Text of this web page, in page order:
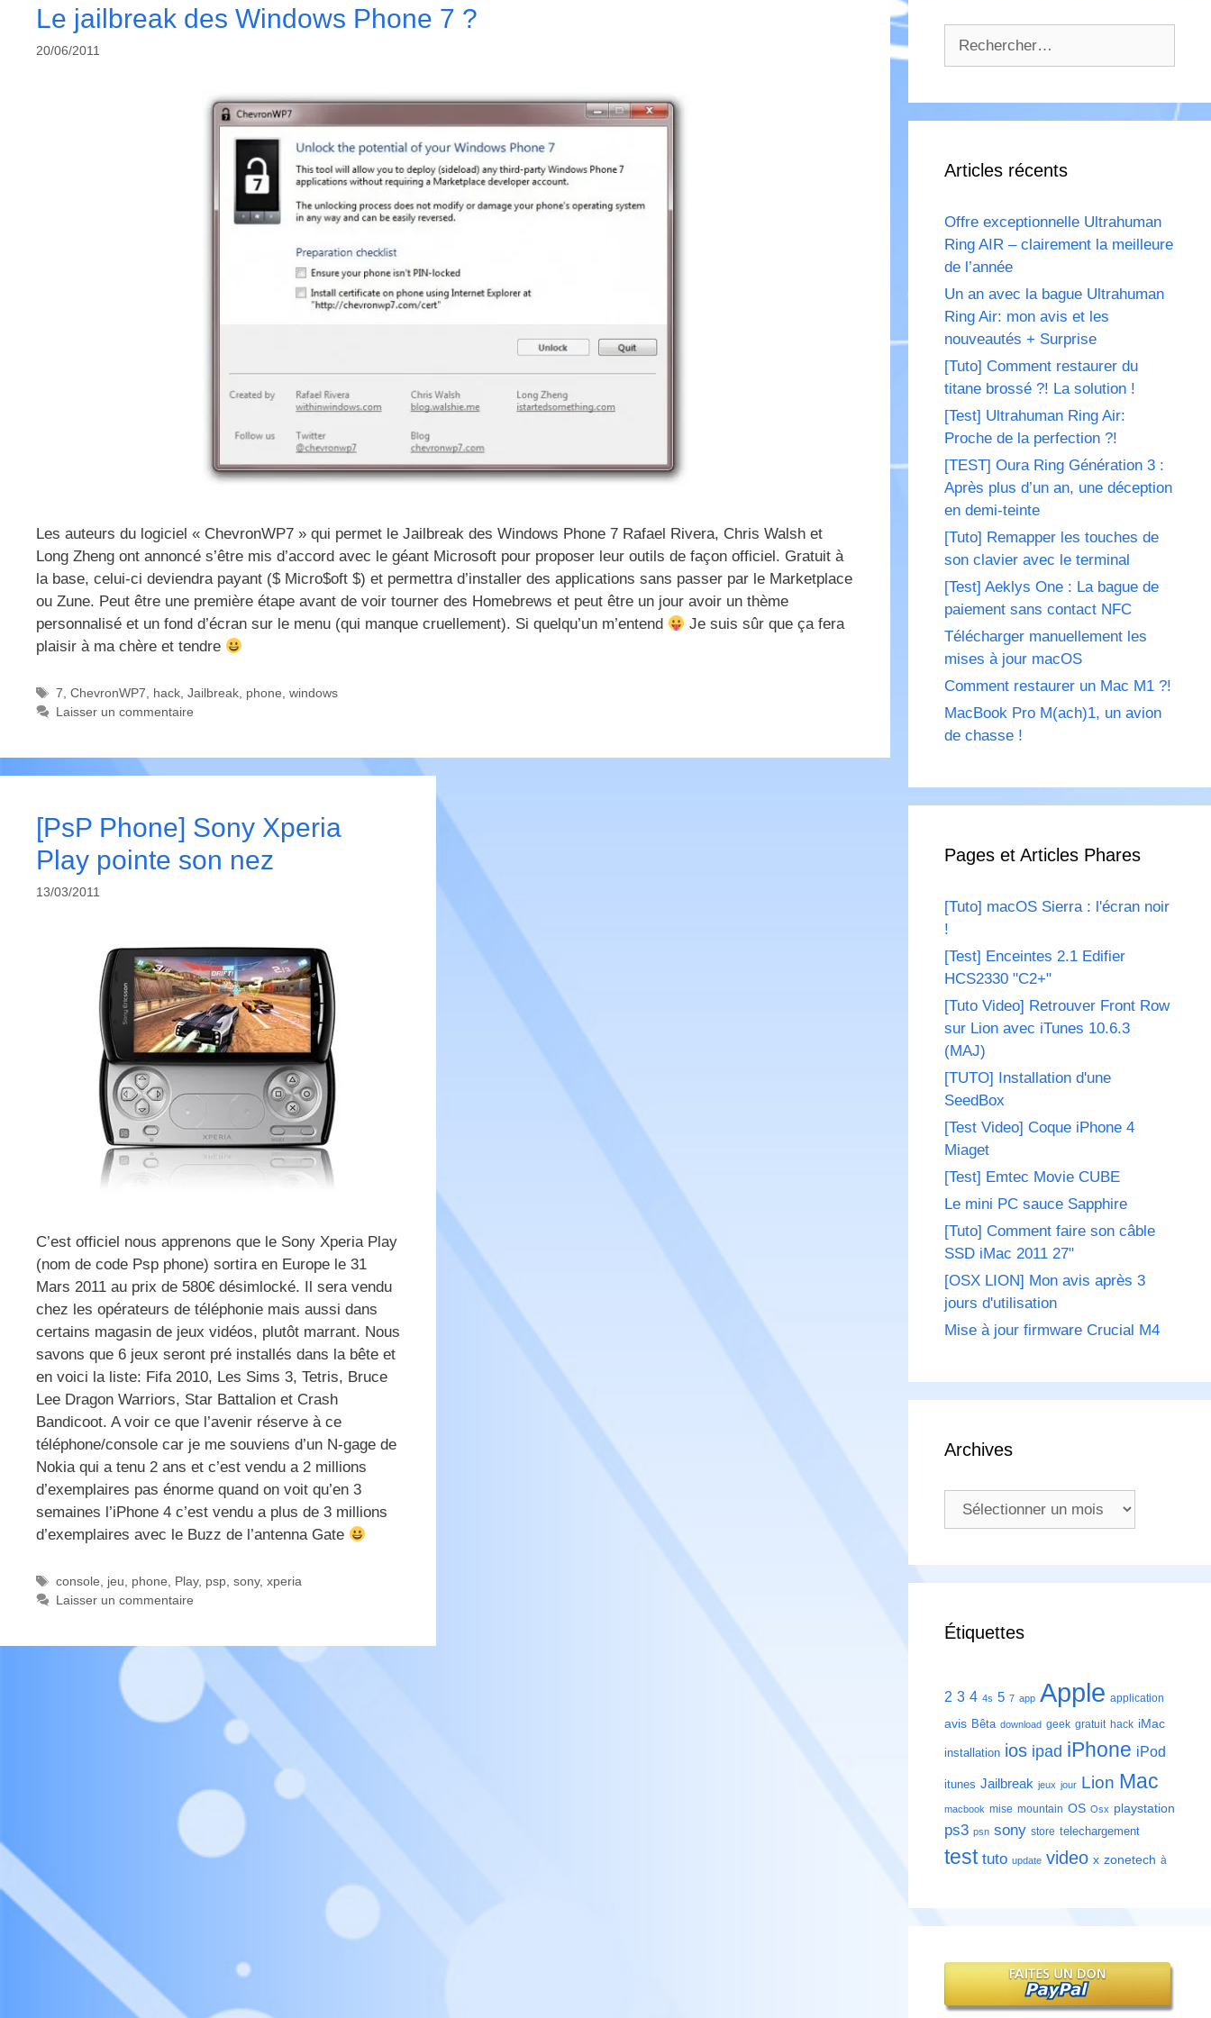
Le jailbreak des Windows Phone 7 ?
20/06/2011
Les auteurs du logiciel « ChevronWP7 » qui permet le Jailbreak des Windows Phone 7 Rafael Rivera, Chris Walsh et
Long Zheng ont annoncé s’être mis d’accord avec le géant Microsoft pour proposer leur outils de façon officiel. Gratuit à
la base, celui-ci deviendra payant ($ Micro$oft $) et permettra d’installer des applications sans passer par le Marketplace
ou Zune. Peut être une première étape avant de voir tourner des Homebrews et peut être un jour avoir un thème
personnalisé et un fond d’écran sur le menu (qui manque cruellement). Si quelqu’un m’entend
Je suis sûr que ça fera
plaisir à ma chère et tendre
Étiquettes
7, ChevronWP7, hack, Jailbreak, phone, windows
Laisser un commentaire
[PsP Phone] Sony Xperia
Play pointe son nez
13/03/2011
C’est officiel nous apprenons que le Sony Xperia Play
(nom de code Psp phone) sortira en Europe le 31
Mars 2011 au prix de 580€ désimlocké. Il sera vendu
chez les opérateurs de téléphonie mais aussi dans
certains magasin de jeux vidéos, plutôt marrant. Nous
savons que 6 jeux seront pré installés dans la bête et
en voici la liste: Fifa 2010, Les Sims 3, Tetris, Bruce
Lee Dragon Warriors, Star Battalion et Crash
Bandicoot. A voir ce que l’avenir réserve à ce
téléphone/console car je me souviens d’un N-gage de
Nokia qui a tenu 2 ans et c’est vendu a 2 millions
d’exemplaires pas énorme quand on voit qu’en 3
semaines l’iPhone 4 c’est vendu a plus de 3 millions
d’exemplaires avec le Buzz de l’antenna Gate
Étiquettes
console, jeu, phone, Play, psp, sony, xperia
Laisser un commentaire
Articles récents
Offre exceptionnelle Ultrahuman
Ring AIR – clairement la meilleure
de l’année
Un an avec la bague Ultrahuman
Ring Air: mon avis et les
nouveautés + Surprise
[Tuto] Comment restaurer du
titane brossé ?! La solution !
[Test] Ultrahuman Ring Air:
Proche de la perfection ?!
[TEST] Oura Ring Génération 3 :
Après plus d’un an, une déception
en demi-teinte
[Tuto] Remapper les touches de
son clavier avec le terminal
[Test] Aeklys One : La bague de
paiement sans contact NFC
Télécharger manuellement les
mises à jour macOS
Comment restaurer un Mac M1 ?!
MacBook Pro M(ach)1, un avion
de chasse !
Pages et Articles Phares
[Tuto] macOS Sierra : l'écran noir
!
[Test] Enceintes 2.1 Edifier
HCS2330 "C2+"
[Tuto Video] Retrouver Front Row
sur Lion avec iTunes 10.6.3
(MAJ)
[TUTO] Installation d'une
SeedBox
[Test Video] Coque iPhone 4
Miaget
[Test] Emtec Movie CUBE
Le mini PC sauce Sapphire
[Tuto] Comment faire son câble
SSD iMac 2011 27"
[OSX LION] Mon avis après 3
jours d'utilisation
Mise à jour firmware Crucial M4
Archives
Archives
Étiquettes
2 3 4 4s 5 7 app Apple application
avis Bêta download geek gratuit hack iMac
installation ios ipad iPhone iPod
itunes Jailbreak jeux jour Lion Mac
macbook mise mountain OS Osx playstation
ps3 psn sony store telechargement
test tuto update video x zonetech à